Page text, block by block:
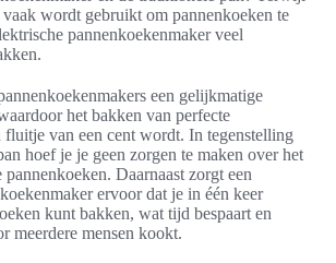
wordt gebruikt om pannenkoeken te
pannenkoekenmaker veel
een gelijkmatige
het bakken van perfecte
fluitje van een cent wordt. In tegenstelling
hoef je je geen zorgen te maken over het
pannenkoeken. Daarnaast zorgt een
ervoor dat je in één keer
kunt bakken, wat tijd bespaart en
meerdere mensen kookt.